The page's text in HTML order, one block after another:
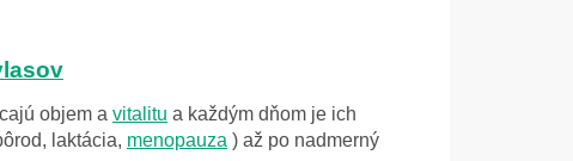
objem a vitalitu a každým dňom je ich
laktácia, menopauza ) až po nadmerný